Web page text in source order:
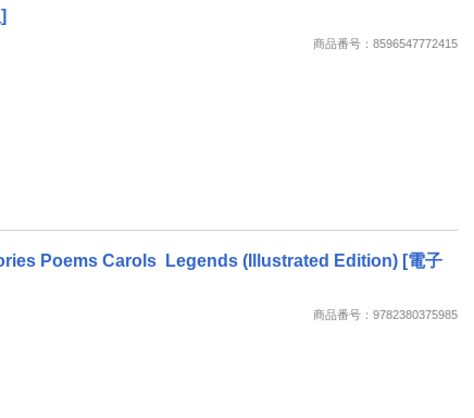
商品番号：8596547772415
Poems Carols Legends (Illustrated Edition) [電子
商品番号：9782380375985